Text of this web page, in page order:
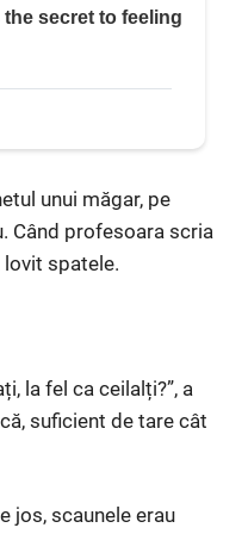
unui măgar, pe
Când profesoara scria
lovit spatele.
la fel ca ceilalți?”, a
suficient de tare cât
jos, scaunele erau